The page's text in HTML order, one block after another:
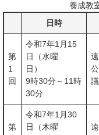
養成教
日時
第
1
回
令和7年1月15
日（水曜
日）
9時30分～11時
30分
第
令和7年1月30
日（木曜